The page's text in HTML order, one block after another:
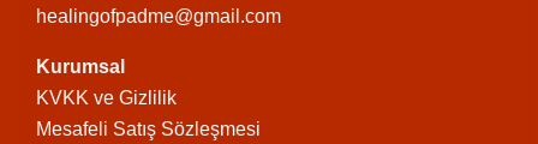
healingofpadme@gmail.com
Kurumsal
KVKK ve Gizlilik
Mesafeli Satış Sözleşmesi